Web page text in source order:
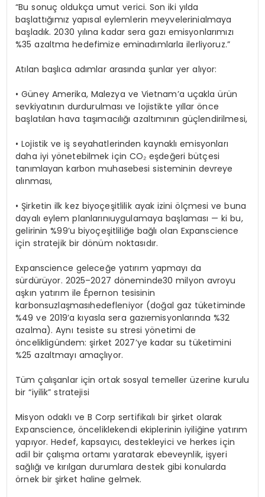
“Busonuç oldukça umut verici. Soniki yılda
başlattığımız yapısal eylemlerin meyvelerinialmaya
başladık. 2030 yılına kadar seragazı emisyonlarımızı
%35azaltma hedefimize eminadımlarla ilerliyoruz.”
Atılan başlıca adımlar arasında şunlar yer alıyor:
• Güney Amerika, Malezya ve Vietnam’a uçakla ürün
sevkiyatının durdurulması velojistikte yıllar önce
başlatılan hava taşımacılığı azaltımının güçlendirilmesi,
• Lojistik veiş seyahatlerinden kaynaklı emisyonları
daha iyi yönetebilmek için CO₂eşdeğeri bütçesi
tanımlayan karbon muhasebesi sisteminin devreye
alınması,
• Şirketin ilk kez biyoçeşitlilik ayak izini ölçmesi ve buna
dayalı eylem planlarınıuygulamaya başlaması —ki bu,
gelirinin %99’u biyoçeşitliliğe bağlı olan Expanscience
için stratejik bir dönüm noktasıdır.
Expanscience geleceğe yatırım yapmayı da
sürdürüyor. 2025–2027 döneminde30milyon avroyu
aşkın yatırım ile Épernon tesisinin
karbonsuzlaşmasıhedefleniyor (doğal gaz tüketiminde
%49 ve 2019’akıyasla sera gazıemisyonlarında %32
azalma).Aynı tesiste su stresi yönetimi de
öncelikligündem:şirket 2027’ye kadar su tüketimini
%25azaltmayı amaçlıyor.
Tüm çalışanlar için ortak sosyal temeller üzerine kurulu
bir “iyilik”stratejisi
Misyon odaklı ve B Corpsertifikalı bir şirket olarak
Expanscience, önceliklekendi ekiplerinin iyiliğine yatırım
yapıyor. Hedef, kapsayıcı,destekleyici ve herkes için
adil bir çalışma ortamı yaratarak ebeveynlik, işyeri
sağlığı vekırılgan durumlara destek gibi konularda
örnek bir şirket haline gelmek.